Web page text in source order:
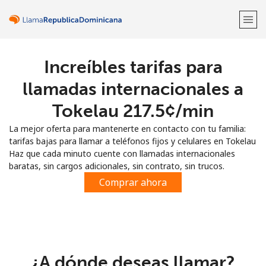
¡Bienvenido!
Regístrate con
Increíbles tarifas para
llamadas internacionales a
Tokelau ⁦217.5¢⁩/min
La mejor oferta para mantenerte en contacto con tu familia:
tarifas bajas para llamar a teléfonos fijos y celulares en Tokelau
Haz que cada minuto cuente con llamadas internacionales
baratas, sin cargos adicionales, sin contrato, sin trucos.
Comprar ahora